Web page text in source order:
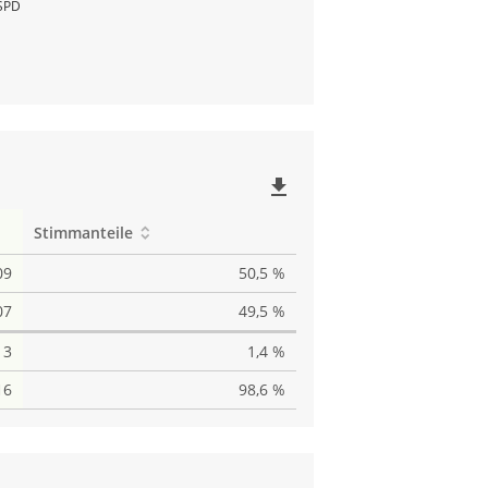
file_download
Stimmanteile
50,5 %
49,5 %
3
1,4 %
98,6 %